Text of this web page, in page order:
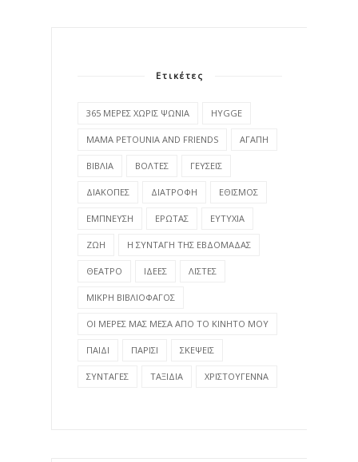
Ετικέτες
365 ΜΕΡΕΣ ΧΩΡΙΣ ΨΩΝΙΑ HYGGE
MAMA PETOUNIA AND FRIENDS ΑΓΑΠΗ
ΒΙΒΛΙΑ ΒΟΛΤΕΣ ΓΕΥΣΕΙΣ
ΔΙΑΚΟΠΕΣ ΔΙΑΤΡΟΦΗ ΕΘΙΣΜΟΣ
ΕΜΠΝΕΥΣΗ ΕΡΩΤΑΣ ΕΥΤΥΧΙΑ
ΖΩΗ Η ΣΥΝΤΑΓΗ ΤΗΣ ΕΒΔΟΜΑΔΑΣ
ΘΕΑΤΡΟ ΙΔΕΕΣ ΛΙΣΤΕΣ
ΜΙΚΡΗ ΒΙΒΛΙΟΦΑΓΟΣ
ΟΙ ΜΕΡΕΣ ΜΑΣ ΜΕΣΑ ΑΠΟ ΤΟ ΚΙΝΗΤΟ ΜΟΥ
ΠΑΙΔΙ ΠΑΡΙΣΙ ΣΚΕΨΕΙΣ
ΣΥΝΤΑΓΕΣ ΤΑΞΙΔΙΑ ΧΡΙΣΤΟΥΓΕΝΝΑ